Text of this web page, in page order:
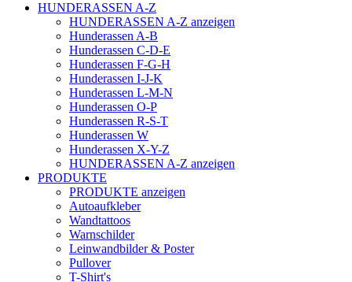
HUNDERASSEN A-Z
HUNDERASSEN A-Z anzeigen
Hunderassen A-B
Hunderassen C-D-E
Hunderassen F-G-H
Hunderassen I-J-K
Hunderassen L-M-N
Hunderassen O-P
Hunderassen R-S-T
Hunderassen W
Hunderassen X-Y-Z
HUNDERASSEN A-Z anzeigen
PRODUKTE
PRODUKTE anzeigen
Autoaufkleber
Wandtattoos
Warnschilder
Leinwandbilder & Poster
Pullover
T-Shirt's